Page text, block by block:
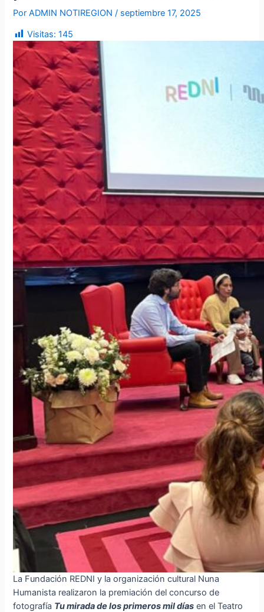
PorADMIN NOTIREGION/ septiembre 17, 2025
Visitas: 145
La Fundación REDNI y la organización cultural Nuna
Humanista realizaron la premiación del concurso de
fotografía Tu mirada de los primeros mil días en el Teatro